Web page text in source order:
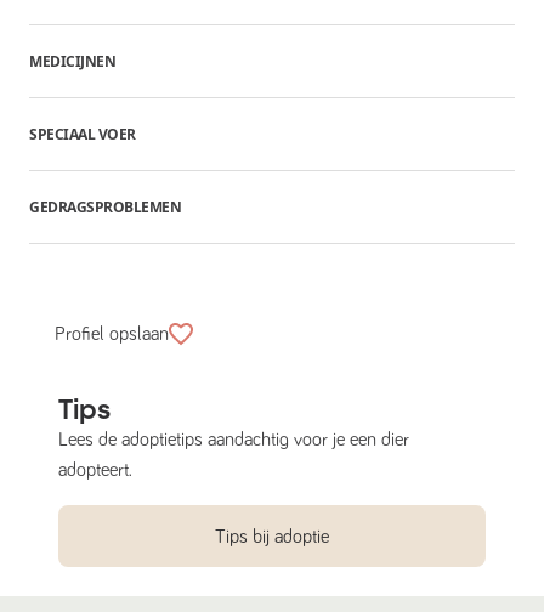
MEDICIJNEN
SPECIAAL VOER
GEDRAGSPROBLEMEN
Profiel opslaan
Tips
Lees de adoptietips aandachtig voor je een dier
adopteert.
Tips bij adoptie